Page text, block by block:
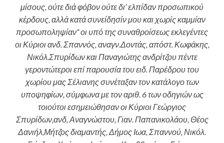
μίσους, ούτε διά φόβον ούτε δι’ ελπίδαν προσωπικού
κέρδους, αλλά κατά συνείδησίν μου και χωρίς καμμίαν
προσωποληψίαν” οι υπό της συναθροίσεως εκλεγέντες
οι Κύριοι ανδ. Σπαννός, αναγν.Δοντάς, απόστ. Κωφάκης,
Νικόλ.Σπυρίδων και Παναγιώτης ανδρίτζου πέντε
γεροντώτεροι επί παρουσία του ειδ. Παρέδρου του
χωρίου μας Σέλιανης συνέταξαν τον κατάλογο των
υποψηφίων, σύμφωνα με τον αριθ. 6 των οδηγιών ως
τοιούτοι εσημειώθησαν οι Κύριοι Γεώργιος
Σπυρίδων,ανδ, Αναγνώστου, Γιαν. Παπανικολάου, Θέος
Δανιήλ,Μήτζος διαμαντής, Δήμος Ιωα, Σπαννού, Νικόλ.